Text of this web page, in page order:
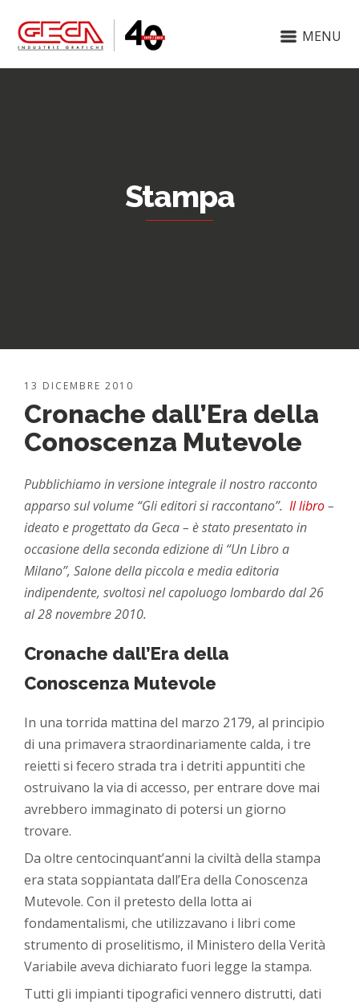
MENU
Stampa
13 DICEMBRE 2010
Cronache dall’Era della
Conoscenza Mutevole
Pubblichiamo in versione integrale il nostro racconto
apparso sul volume “Gli editori si raccontano”.Il libro–
ideato e progettato da Geca – è stato presentato in
occasione della seconda edizione di “Un Libro a
Milano”, Salone della piccola e media editoria
indipendente, svoltosi nel capoluogo lombardo dal 26
al 28 novembre 2010.
Cronache dall’Era della
Conoscenza Mutevole
In una torrida mattina del marzo 2179, al principio
di una primavera straordinariamente calda, i tre
reietti si fecero strada tra i detriti appuntiti che
ostruivano la via di accesso, per entrare dove mai
avrebbero immaginato di potersi un giorno
trovare.
Da oltre centocinquant’anni la civiltà della stampa
era stata soppiantata dall’Era della Conoscenza
Mutevole. Con il pretesto della lotta ai
fondamentalismi, che utilizzavano i libri come
strumento di proselitismo, il Ministero della Verità
Variabile aveva dichiarato fuori legge la stampa.
Tutti gli impianti tipografici vennero distrutti, dati